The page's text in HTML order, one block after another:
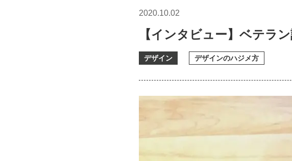
2020.10.02
【インタビュー】ベテラ
デザイン デザインのハジメ方